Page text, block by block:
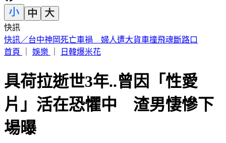
快訊
不受美股影響！台股開盤漲逾400點 台積電暫報2390元
首頁
娛樂 日韓爆米花
具荷拉逝世3年..曾因「性愛
片」活在恐懼中 渣男悽慘下
場曝